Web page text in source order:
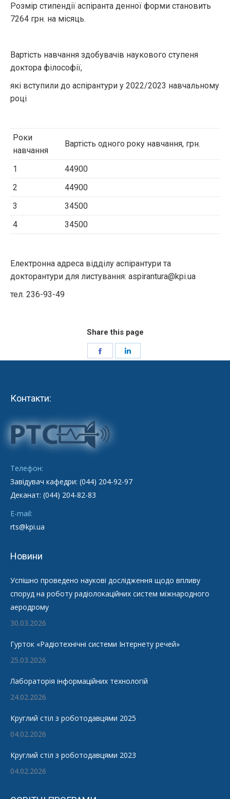
Розмір стипендії аспіранта денної форми становить
7264 грн. на місяць.
Вартість навчання здобувачів наукового ступеня
доктора філософії,
які вступили до аспірантури у 2022/2023 навчальному
році
Роки
навчання
Вартість одного року навчання, грн.
1
44900
2
44900
3
34500
4
34500
Електронна адреса відділу аспірантури та
докторантури для листування: aspirantura@kpi.ua
тел. 236-93-49
Share this page
Контакти:
Телефон:
Завідувач кафедри: (044) 204-92-97
Деканат: (044) 204-82-83
E-mail:
rts@kpi.ua
Новини
Успішно проведено наукові дослідження щодо впливу
споруд на роботу радіолокаційних систем міжнародного
аеродрому
30.03.2026
Гурток «Радіотехнічні системи Інтернету речей»
25.03.2026
Лабораторія інформаційних технологій
24.02.2026
Круглий стіл з роботодавцями 2025
04.02.2026
Круглий стіл з роботодавцями 2023
04.02.2026